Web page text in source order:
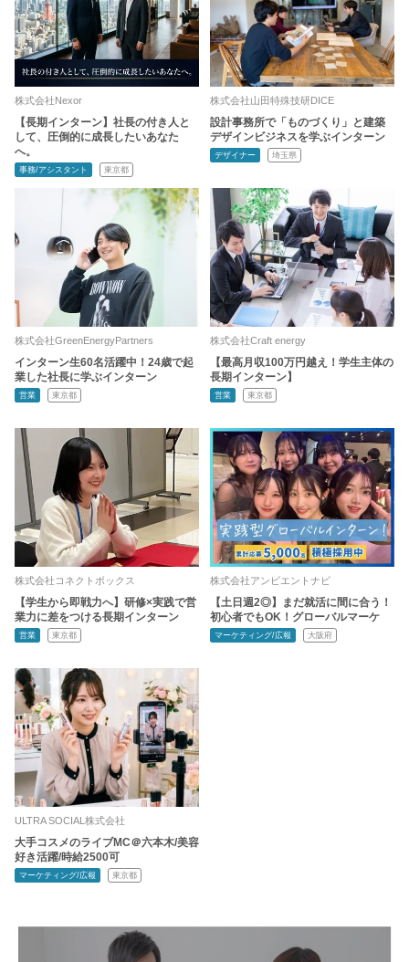
株式会社Nexor
【長期インターン】社長の付き人と
して、圧倒的に成長したいあなた
へ。
事務/アシスタント 東京都
株式会社山田特殊技研DICE
設計事務所で「ものづくり」と建築
デザインビジネスを学ぶインターン
デザイナー 埼玉県
株式会社GreenEnergyPartners
インターン生60名活躍中！24歳で起
業した社長に学ぶインターン
営業 東京都
株式会社Craft energy
【最高月収100万円越え！学生主体の
長期インターン】
営業 東京都
株式会社コネクトボックス
【学生から即戦力へ】研修×実践で営
業力に差をつける長期インターン
営業 東京都
株式会社アンビエントナビ
【土日週2◎】まだ就活に間に合う！
初心者でもOK！グローバルマーケ
マーケティング/広報 大阪府
ULTRA SOCIAL株式会社
大手コスメのライブMC＠六本木/美容
好き活躍/時給2500可
マーケティング/広報 東京都